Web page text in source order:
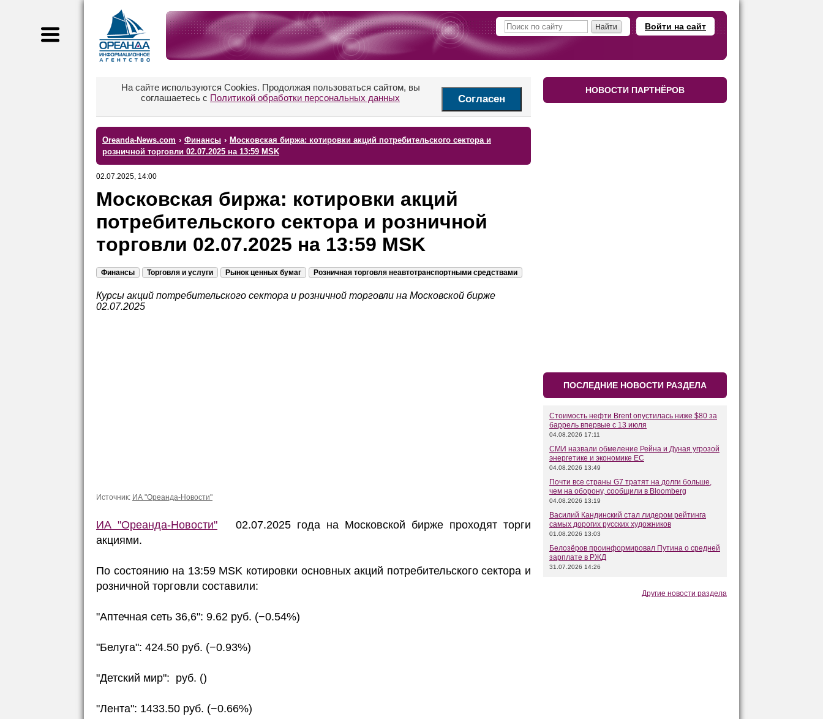
Войти на сайт
На сайте используются Cookies. Продолжая пользоваться сайтом, вы
соглашаетесь с Политикой обработки персональных данных Согласен
Oreanda-News.com › Финансы › Московская биржа: котировки акций потребительского сектора и
розничной торговли 02.07.2025 на 13:59 MSK
02.07.2025, 14:00
Московская биржа: котировки акций
потребительского сектора и розничной
торговли 02.07.2025 на 13:59 MSK
Финансы Торговля и услуги Рынок ценных бумаг Розничная торговля неавтотранспортными средствами
Курсы акций потребительского сектора и розничной торговли на Московской бирже
02.07.2025
Источник: ИА "Ореанда-Новости"
ИА "Ореанда-Новости" 02.07.2025 года на Московской бирже проходят торги
акциями.
По состоянию на 13:59 MSK котировки основных акций потребительского сектора и
розничной торговли составили:
"Аптечная сеть 36,6": 9.62 руб. (−0.54%)
"Белуга": 424.50 руб. (−0.93%)
"Детский мир": руб. ()
"Лента": 1433.50 руб. (−0.66%)
НОВОСТИ ПАРТНЁРОВ
ПОСЛЕДНИЕ НОВОСТИ РАЗДЕЛА
Стоимость нефти Brent опустилась ниже $80 за
баррель впервые с 13 июля
04.08.2026 17:11
СМИ назвали обмеление Рейна и Дуная угрозой
энергетике и экономике ЕС
04.08.2026 13:49
Почти все страны G7 тратят на долги больше,
чем на оборону, сообщили в Bloomberg
04.08.2026 13:19
Василий Кандинский стал лидером рейтинга
самых дорогих русских художников
01.08.2026 13:03
Белозёров проинформировал Путина о средней
зарплате в РЖД
31.07.2026 14:26
Другие новости раздела